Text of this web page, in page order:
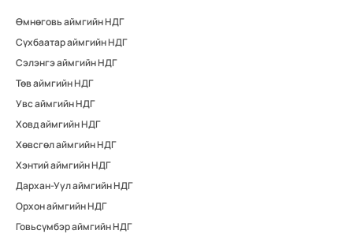
Өмнөговь аймгийн НДГ
Сүхбаатар аймгийн НДГ
Сэлэнгэ аймгийн НДГ
Төв аймгийн НДГ
Увс аймгийн НДГ
Ховд аймгийн НДГ
Хөвсгөл аймгийн НДГ
Хэнтий аймгийн НДГ
Дархан-Уул аймгийн НДГ
Орхон аймгийн НДГ
Говьсүмбэр аймгийн НДГ